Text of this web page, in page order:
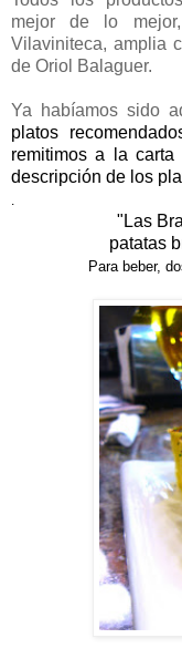
mejor de lo
Vilaviniteca, amplia
de Oriol Balaguer.
Ya habíamos sido
platos
remitimos a la
descripción de los
.
"Las
patatas
Para beber,